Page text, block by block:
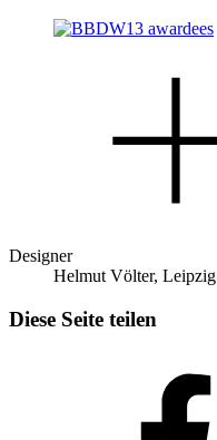
Designer
Helmut Völter, Leipzig
Diese Seite teilen